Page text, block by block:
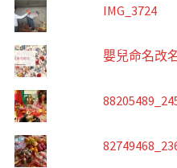
IMG_3724
嬰兒命名改